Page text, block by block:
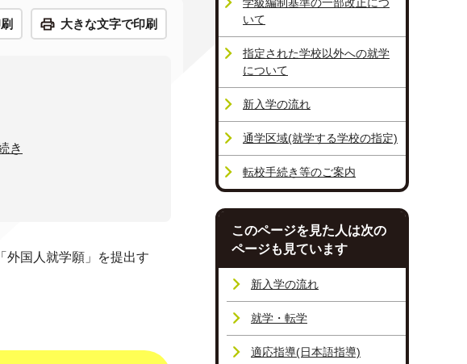
大きな文字で印刷
き
外国人就学願」を提出す
いて
指定された学校以外への就学
について
新入学の流れ
通学区域(就学する学校の指定)
転校手続き等のご案内
このページを見た人は次の
ページも見ています
新入学の流れ
就学・転学
適応指導(日本語指導)